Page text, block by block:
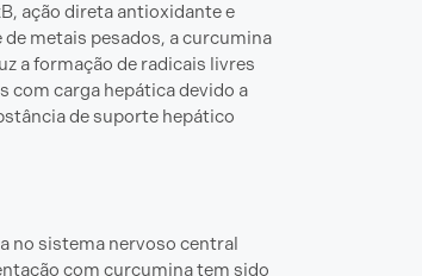
ação direta antioxidante e
metais pesados, a curcumina
a formação de radicais livres
com carga hepática devido a
de suporte hepático
no sistema nervoso central
com curcumina tem sido